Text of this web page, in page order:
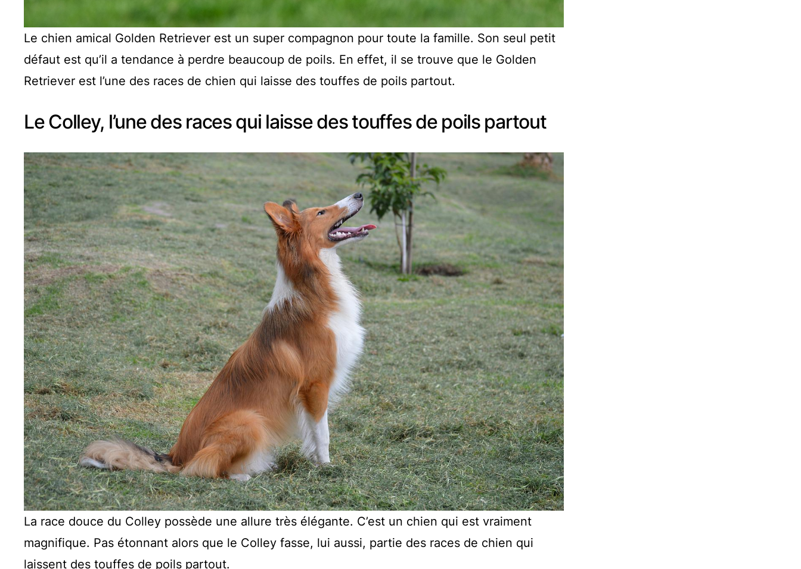
Le chien amical Golden Retriever est un super compagnon pour toute la famille. Son seul petit
défaut est qu’il a tendance à perdre beaucoup de poils. En effet, il se trouve que le Golden
Retriever est l’une des races de chien qui laisse des touffes de poils partout.
Le Colley, l’une des races qui laisse des touffes de poils partout
La race douce du Colley possède une allure très élégante. C’est un chien qui est vraiment
magnifique. Pas étonnant alors que le Colley fasse, lui aussi, partie des races de chien qui
laissent des touffes de poils partout.